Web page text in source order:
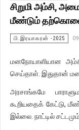
சிறுமி அம்சி,
மீண்டும்
பி.இரயாகரன் -2025
மனநோயாளியான
செய்தாள். இதுதான்
அரசாங்கமே
கூறியதைக் கேட்டு,
இல்லை. நாட்டில்